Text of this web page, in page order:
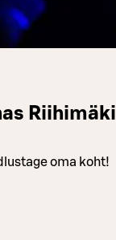
Riihimäki
oma koht!